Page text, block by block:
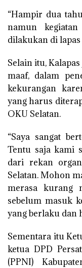
“Hampir dua
namun
dilakukan di
Selain itu,
maaf, dalam
kekurangan
yang harus
OKU Selatan.
“Saya sangat
Tentu saja kami
dari rekan
Selatan. Mohon
merasa kurang
sebelum masuk
yang berlaku dan
Sementara itu
ketua DPD
(PPNI)